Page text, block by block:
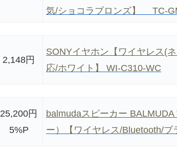
気/ショコラブロンズ】 TC-
2,148円
SONYイヤホン【ワイヤレス(
応/ホワイト】 WI-C310-WC
25,200円
5%P
balmudaスピーカー
ー）【ワイヤレス/Bluetooth/ブ